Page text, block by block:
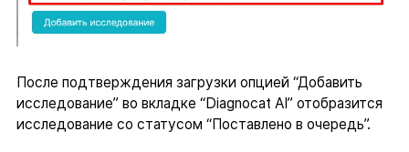
После подтверждения загрузки опцией “Добавить
исследование” во вкладке “Diagnocat AI” отобразится
исследование со статусом “Поставлено в очередь”.